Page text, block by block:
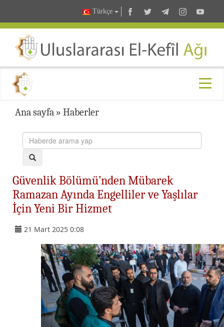
Türkçe
Ana sayfa » Haberler
Güvenlik Bölümü’nden Mübarek
Ramazan Ayında Engelliler ve Yaşlılar
İçin Yeni Bir Hizmet
21 Mart 2025 0:08